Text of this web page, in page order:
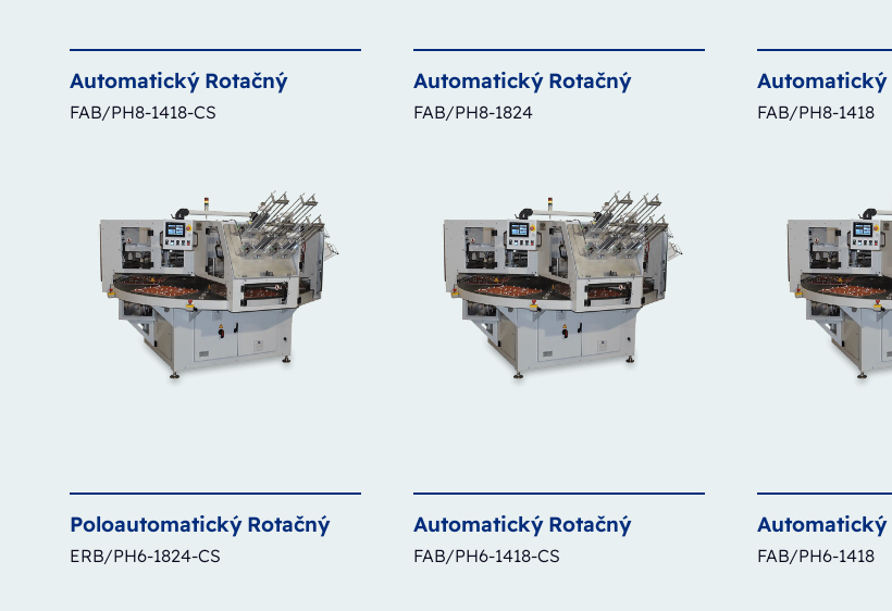
Automatický Rotačný
FAB/PH8-1418-CS
Automatický Rotačný
FAB/PH8-1824
Automatický
FAB/PH8-1418
Poloautomatický Rotačný
ERB/PH6-1824-CS
Automatický Rotačný
FAB/PH6-1418-CS
Automatický
FAB/PH6-1418